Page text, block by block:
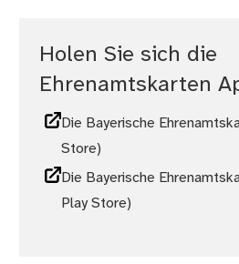
Holen Sie sich die
Ehrenamtskarten
Die Bayerische
Store)
Die Bayerische
Play Store)